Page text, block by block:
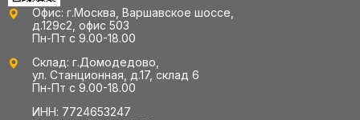
Офис: г.Москва, Варшавское шоссе,
д.129с2, офис 503
Пн-Пт с 9.00-18.00
Склад: г.Домодедово,
ул. Станционная, д.17, склад 6
Пн-Пт с 9.00-18.00
ИНН: 7724653247